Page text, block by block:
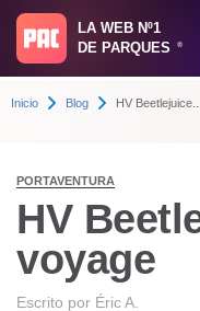
LA WEB Nº1
DE PARQUES
®
Inicio Blog HV Beetlejuice...
PORTAVENTURA
HV
voyage
Escrito por Éric A.